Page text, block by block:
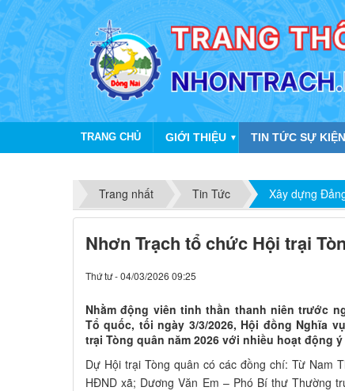
TRANG CHỦ GIỚI THIỆU ▼ TIN TỨC SỰ KIỆN
Trang nhất Tin Tức Xây dựng
Nhơn Trạch tổ chức Hội trại
Thứ tư - 04/03/2026 09:25
Nhằm động viên tinh thần thanh niên trước
Tổ quốc, tối ngày 3/3/2026, Hội đồng Nghĩa
trại Tòng quân năm 2026 với nhiều hoạt động
Dự Hội trại Tòng quân có các đồng chí: Từ Nam
HĐND xã; Dương Văn Em – Phó Bí thư Thường